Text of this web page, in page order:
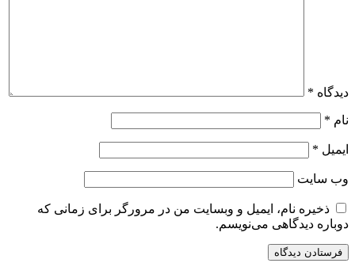
دیدگاه *
نام *
ایمیل *
وب‌ سایت
ذخیره نام، ایمیل و وبسایت من در مرورگر برای زمانی که
دوباره دیدگاهی می‌نویسم.